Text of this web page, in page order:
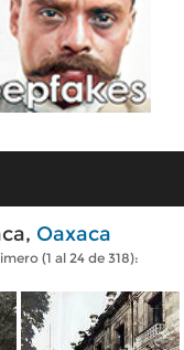
Oaxaca
(1 al 24 de 318):